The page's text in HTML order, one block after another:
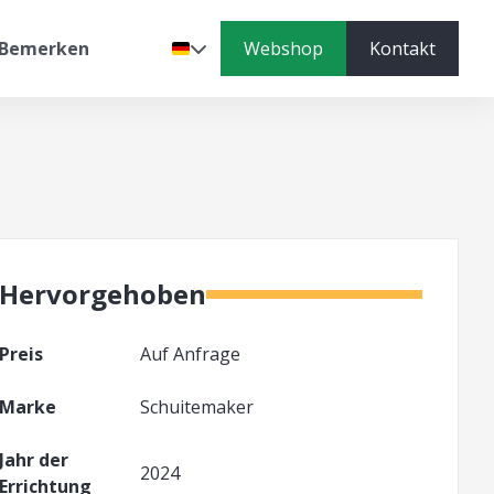
Bemerken Sprache Webshop Kontakt
Hervorgehoben
Preis Auf Anfrage
Marke Schuitemaker
Jahr der
Errichtung
2024